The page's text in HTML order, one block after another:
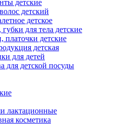
детские
детский
детское
для тела детские
платочки детские
детская
для детей
для детской посуды
лактационные
косметика